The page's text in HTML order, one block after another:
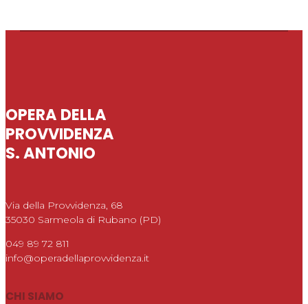
OPERA DELLA
PROVVIDENZA
S. ANTONIO
Via della Provvidenza, 68
35030 Sarmeola di Rubano (PD)
049 89 72 811
info@operadellaprovvidenza.it
CHI SIAMO